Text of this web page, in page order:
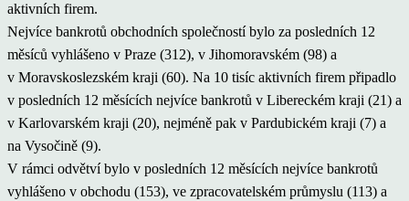
aktivních firem.
Nejvíce bankrotů obchodních společností bylo za posledních 12
měsíců vyhlášeno v Praze (312), v Jihomoravském (98) a
v Moravskoslezském kraji (60). Na 10 tisíc aktivních firem připadlo
v posledních 12 měsících nejvíce bankrotů v Libereckém kraji (21) a
v Karlovarském kraji (20), nejméně pak v Pardubickém kraji (7) a
na Vysočině (9).
V rámci odvětví bylo v posledních 12 měsících nejvíce bankrotů
vyhlášeno v obchodu (153), ve zpracovatelském průmyslu (113) a